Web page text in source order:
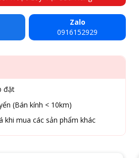
Zalo
0916152929
đặt
(Bán kính < 10km)
khi mua các sản phẩm khác